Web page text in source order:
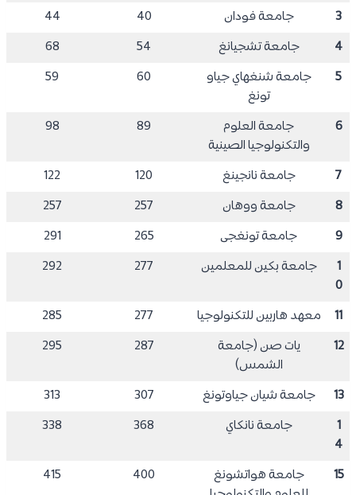
3
جامعة فودان 40
44
4
جامعة تشجيانغ 54
68
5
جامعة شنغهاي جياو
تونغ
60
59
6
جامعة العلوم
والتكنولوجيا الصينية
89
98
7 جامعة نانجينغ 120
122
8
جامعة ووهان 257
257
9
جامعة تونغجى 265
291
1
0
جامعة بكين للمعلمين 277
292
11 معهد هاربين للتكنولوجيا 277
285
12
يات صن (جامعة
الشمس)
287
295
13 جامعة شيان جياوتونغ 307
313
1
4
جامعة نانكاي 368
338
15
جامعة هواتشونغ
400
415